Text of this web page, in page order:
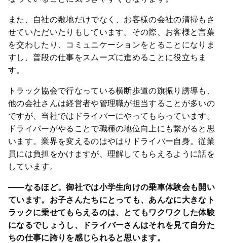
また、自社の敷地だけでなく、お客様の会社の清掃もさ
せていただいたりもしています。その際、お客様と言葉
を交わしたり、コミュニケーションをとることになりま
すし、普段の仕事をスムーズに進めることに役立ちま
す。
トラック協会で行なっている横断歩道の旗振り誘導も、
他の会社さんは経営者や管理職が担当することが多いの
ですが、当社ではドライバーにやってもらっています。
ドライバーがやることで職種の地位向上にも繋がると思
います。業界を変えるのはやはりドライバー自身。従業
員には負担をかけますが、理解してもらえるように話を
しています。
――なるほど。御社では小学生向けの乗車体験会も開い
ています。お子さんたちにとっても、あんなに大きなト
ラックに乗せてもらえるのは、とてもワクワクした体験
になるでしょうし、ドライバーさんはそれを見て自分た
ちの仕事に誇りを感じられると思います。